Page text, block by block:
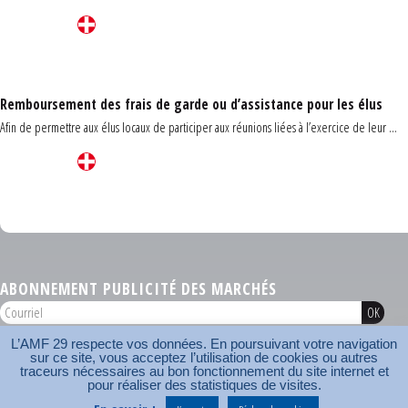
Remboursement des frais de garde ou d’assistance pour les élus
Afin de permettre aux élus locaux de participer aux réunions liées à l’exercice de leur ...
ABONNEMENT PUBLICITÉ DES MARCHÉS
AMF 29 © 2026
Plan du site Nos coordonnées Mentions légales
Contact
Carrefour des communes
AMF
L’AMF 29 respecte vos données. En poursuivant votre navigation
sur ce site, vous acceptez l’utilisation de cookies ou autres
traceurs nécessaires au bon fonctionnement du site internet et
pour réaliser des statistiques de visites.